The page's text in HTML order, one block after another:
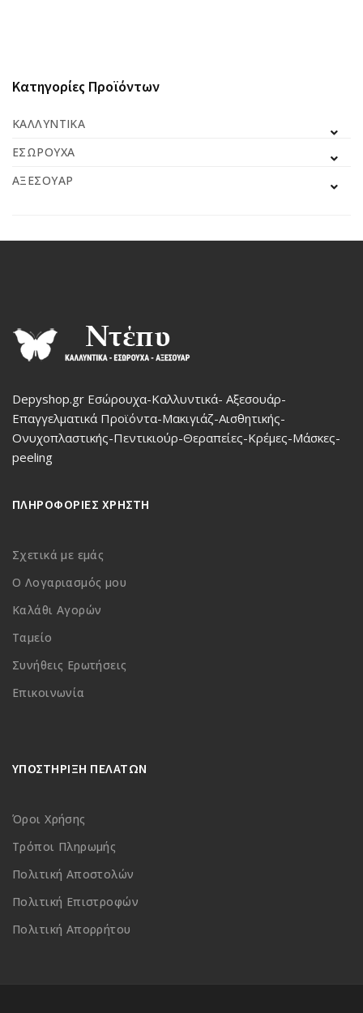
Κατηγορίες Προϊόντων
ΚΑΛΛΥΝΤΙΚΆ
ΕΣΏΡΟΥΧΑ
ΑΞΕΣΟΥΆΡ
Depyshop.gr Εσώρουχα-Καλλυντικά- Αξεσουάρ-
Επαγγελματικά Προϊόντα-Μακιγιάζ-Αισθητικής-
Ονυχοπλαστικής-Πεντικιούρ-Θεραπείες-Κρέμες-Μάσκες-
peeling
ΠΛΗΡΟΦΟΡΙΕΣ ΧΡΗΣΤΗ
Σχετικά με εμάς
Ο Λογαριασμός μου
Καλάθι Αγορών
Ταμείο
Συνήθεις Ερωτήσεις
Επικοινωνία
ΥΠΟΣΤΗΡΙΞΗ ΠΕΛΑΤΩΝ
Όροι Χρήσης
Τρόποι Πληρωμής
Πολιτική Αποστολών
Πολιτική Επιστροφών
Πολιτική Απορρήτου